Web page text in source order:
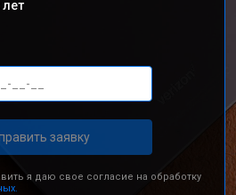
лет
заявку
я даю свое согласие на обработку